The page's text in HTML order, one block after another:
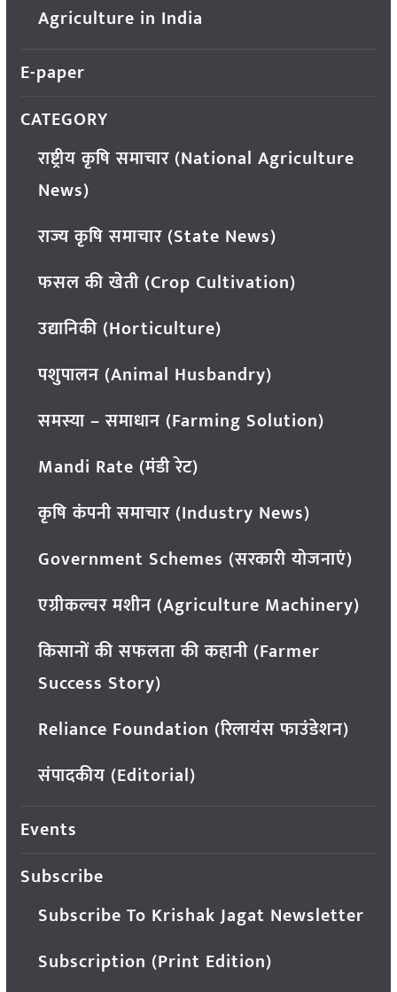
Agriculture in India
E-paper
CATEGORY
राष्ट्रीय कृषि समाचार (National Agriculture
News)
राज्य कृषि समाचार (State News)
फसल की खेती (Crop Cultivation)
उद्यानिकी (Horticulture)
पशुपालन (Animal Husbandry)
समस्या – समाधान (Farming Solution)
Mandi Rate (मंडी रेट)
कृषि कंपनी समाचार (Industry News)
Government Schemes (सरकारी योजनाएं)
एग्रीकल्चर मशीन (Agriculture Machinery)
किसानों की सफलता की कहानी (Farmer
Success Story)
Reliance Foundation (रिलायंस फाउंडेशन)
संपादकीय (Editorial)
Events
Subscribe
Subscribe To Krishak Jagat Newsletter
Subscription (Print Edition)